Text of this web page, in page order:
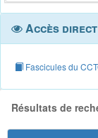
Accès direct
Fascicules du
Résultats de